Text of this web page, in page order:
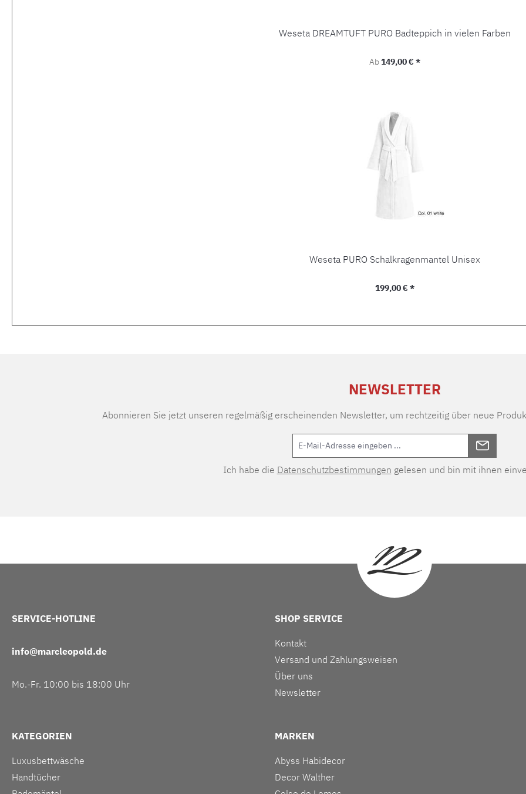
Weseta DREAMTUFT PURO Badteppich in vielen Farben
Regulärer Preis:
Ab149,00 € *
Weseta PURO Schalkragenmantel Unisex
Regulärer Preis:
199,00 € *
NEWSLETTER
Abonnieren Sie jetzt unseren regelmäßig erscheinenden Newsletter, um rechtzeitig über neue
Ich habe die Datenschutzbestimmungen gelesen und bin mit ihnen
SERVICE-HOTLINE
info@marcleopold.de
Mo.-Fr. 10:00 bis 18:00 Uhr
SHOP SERVICE
Kontakt
Versand und Zahlungsweisen
Über uns
Newsletter
KATEGORIEN
Luxusbettwäsche
Handtücher
MARKEN
Abyss Habidecor
Decor Walther